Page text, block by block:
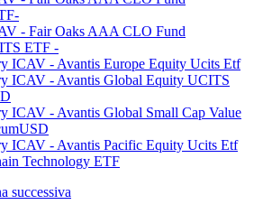
- Fair Oaks AAA CLO Fund
ETF -
ICAV - Avantis Europe Equity Ucits Etf
ICAV - Avantis Global Equity UCITS
ICAV - Avantis Global Small Cap Value
ICAV - Avantis Pacific Equity Ucits Etf
Technology ETF
successiva